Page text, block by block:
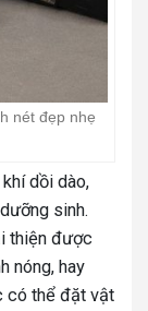
nét đẹp nhẹ
dồi dào,
sinh.
thiện được
nóng, hay
có thể đặt vật